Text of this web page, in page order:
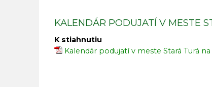
KALENDÁR PODUJATÍ V MESTE
K stiahnutiu
Kalendár podujatí v meste Stará Turá